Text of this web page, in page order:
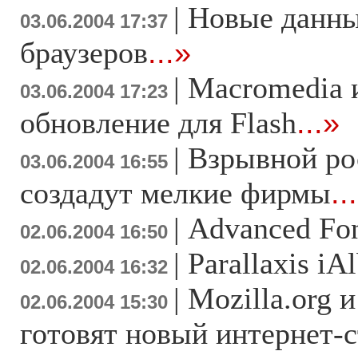
03.06.2004 17:37 | Новые
браузеров...»
03.06.2004 17:23 | Macromedia
обновление для Flash...»
03.06.2004 16:55 | Взрывной
создадут мелкие фирмы
02.06.2004 16:50 | Advanced
02.06.2004 16:32 | Parallaxis
02.06.2004 15:30 | Mozilla.org
готовят новый интернет-